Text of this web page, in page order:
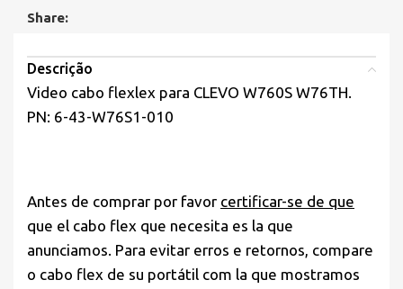
Share:
Descrição
Video cabo flexlex para CLEVO W760S W76TH.
PN: 6-43-W76S1-010
Antes de comprar por favor certificar-se de que
que el cabo flex que necesita es la que
anunciamos. Para evitar erros e retornos, compare
o cabo flex de su portátil com la que mostramos